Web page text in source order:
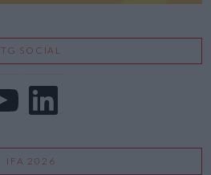
TG SOCIAL
LinkedIn
IFA 2026